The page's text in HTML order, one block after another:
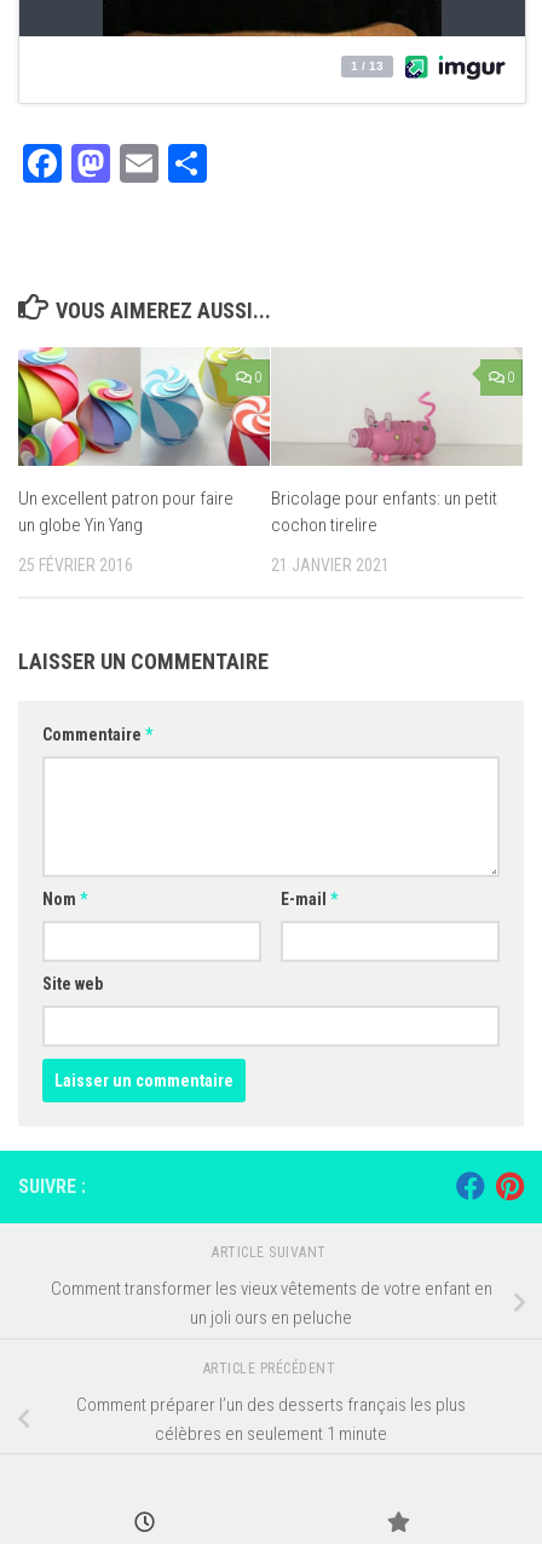
Facebook
Mastodon
Email
VOUS AIMEREZ AUSSI...
0
Un excellent patron pour faire
un globe Yin Yang
25 FÉVRIER 2016
0
Bricolage pour enfants: un petit
cochon tirelire
21 JANVIER 2021
LAISSER UN COMMENTAIRE
Commentaire *
Nom * E-mail *
Site web
SUIVRE :
ARTICLE SUIVANT
Comment transformer les vieux vêtements de votre enfant en
un joli ours en peluche
ARTICLE PRÉCÉDENT
Comment préparer l’un des desserts français les plus
célèbres en seulement 1 minute